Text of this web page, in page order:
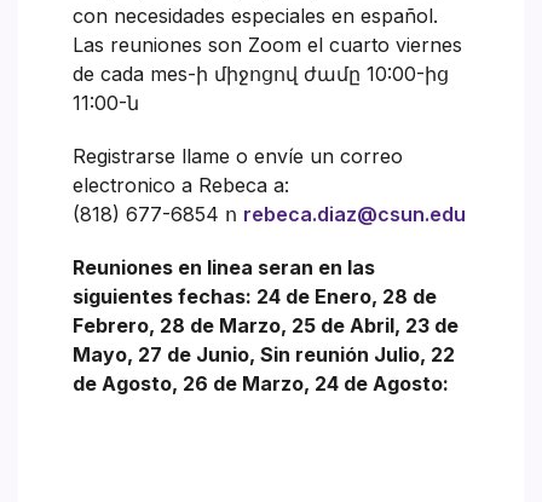
con necesidades especiales en español.
Las reuniones son Zoom el cuarto viernes
de cada mes-ի միջոցով ժամը 10:00-ից
11:00-ն
Registrarse llame o envíe un correo
electronico a Rebeca a:
(818) 677-6854 ո rebeca.diaz@csun.edu
Reuniones en linea seran en las
siguientes fechas: 24 de Enero, 28 de
Febrero, 28 de Marzo, 25 de Abril, 23 de
Mayo, 27 de Junio, Sin reunión Julio, 22
de Agosto, 26 de Marzo, 24 de Agosto: